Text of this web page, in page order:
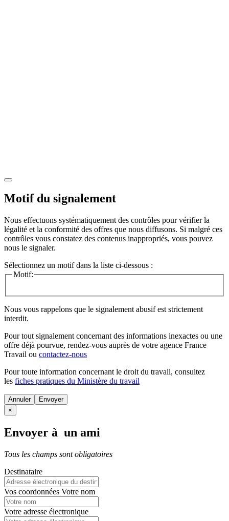
Motif du signalement
Nous effectuons systématiquement des contrôles pour vérifier la
légalité et la conformité des offres que nous diffusons. Si malgré ces
contrôles vous constatez des contenus inappropriés, vous pouvez
nous le signaler.
Sélectionnez un motif dans la liste ci-dessous :
Motif:
Nous vous rappelons que le signalement abusif est strictement
interdit.
Pour tout signalement concernant des informations inexactes ou une
offre déjà pourvue, rendez-vous auprès de votre agence France
Travail ou contactez-nous
Pour toute information concernant le droit du travail, consultez
les fiches pratiques du Ministère du travail
Annuler
×
Envoyer à un ami
Tous les champs sont obligatoires
Destinataire
Vos coordonnées Votre nom
Votre adresse électronique